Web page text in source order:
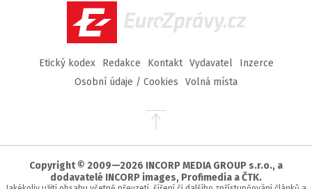
EuroZprávy.cz
Etický kodex Redakce Kontakt Vydavatel
Inzerce
Osobní údaje / Cookies
Volná místa
Přejít
stránky
Copyright © 2009—2026 INCORP MEDIA GROUP s.r.o., a
dodavatelé INCORP images, Profimedia a ČTK.